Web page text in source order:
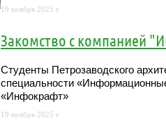
19 ноября 2025 г.
Закомство с компанией
Студенты Петрозаводского
специальности
«Инфокрафт»
19 ноября 2025 г.